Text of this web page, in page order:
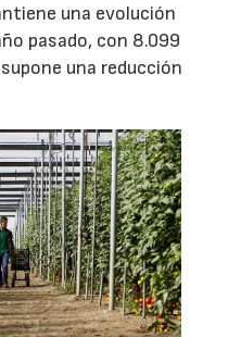
una evolución
pasado, con 8.099
una reducción